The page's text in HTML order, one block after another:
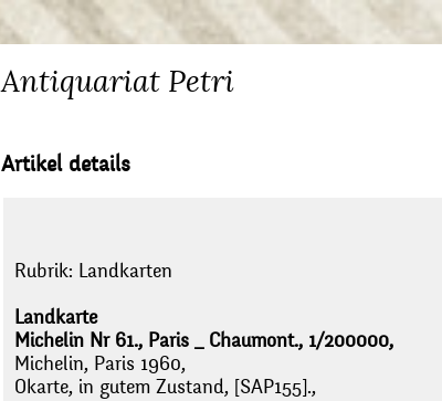
Antiquariat Petri
Artikel details
Rubrik: Landkarten
Landkarte
Michelin Nr 61., Paris _ Chaumont., 1/200000,
Michelin, Paris 1960,
Okarte, in gutem Zustand, [SAP155].,